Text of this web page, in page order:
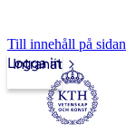
Till innehåll på sidan
Intranät
Logga in